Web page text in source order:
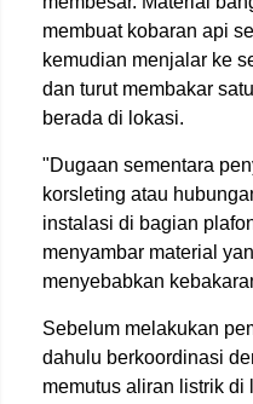
membuat kobaran api
kemudian menjalar ke
dan turut membakar
berada di lokasi.
"Dugaan sementara
korsleting atau
instalasi di bagian
menyambar material
menyebabkan
Sebelum melakukan
dahulu berkoordinasi
memutus aliran listrik